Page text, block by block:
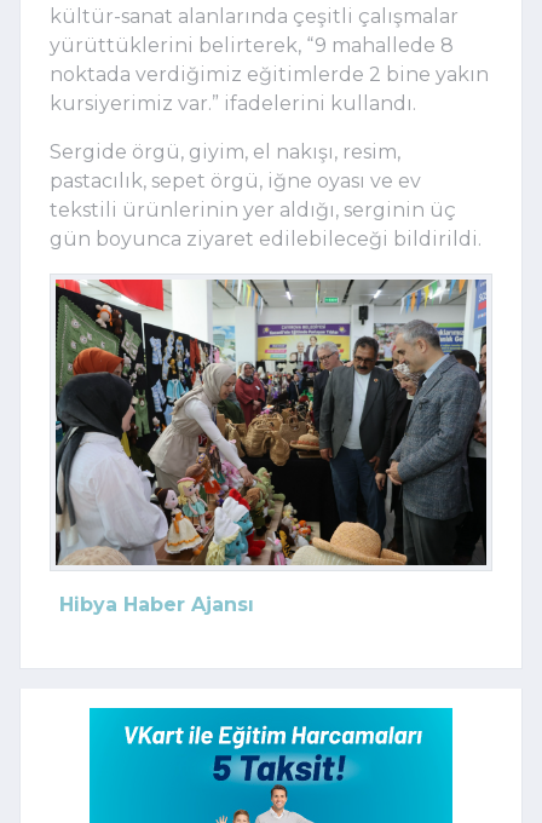
kültür-sanat alanlarında çeşitli çalışmalar
yürüttüklerini belirterek, “9 mahallede 8
noktada verdiğimiz eğitimlerde 2 bine yakın
kursiyerimiz var.” ifadelerini kullandı.
Sergide örgü, giyim, el nakışı, resim,
pastacılık, sepet örgü, iğne oyası ve ev
tekstili ürünlerinin yer aldığı, serginin üç
gün boyunca ziyaret edilebileceği bildirildi.
Hibya Haber Ajansı